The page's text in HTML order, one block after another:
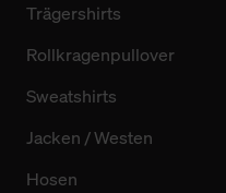
Trägershirts
Rollkragenpullover
Sweatshirts
Jacken / Westen
Hosen